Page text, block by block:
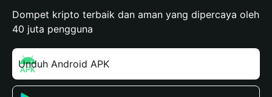
Dompet kripto terbaik dan aman yang dipercaya oleh
40 juta pengguna
Unduh Android APK